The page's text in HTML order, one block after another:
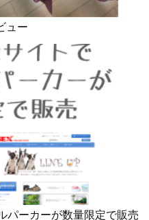
ュー
パーカーが数量限定で販売